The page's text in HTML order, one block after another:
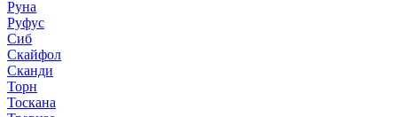
Руна
Руфус
Сиб
Скайфол
Сканди
Торн
Тоскана